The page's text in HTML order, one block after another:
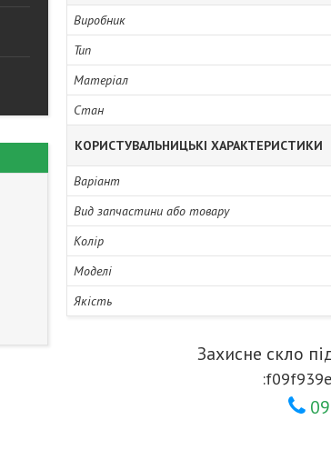
Виробник
Тип
Матеріал
Стан
КОРИСТУВАЛЬНИЦЬКІ ХАРАКТЕРИСТИКИ
Варіант
Вид запчастини або товару
Колір
Моделі
Якість
Захисне скло